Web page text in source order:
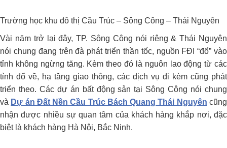
Trường học khu đô thị Cầu Trúc – Sông Công – Thái Nguyên
Vài năm trở lại đây, TP. Sông Công nói riêng & Thái Nguyên
nói chung đang trên đà phát triển thần tốc, nguồn FĐI “đổ” vào
tỉnh không ngừng tăng. Kèm theo đó là nguôn lao động từ các
tỉnh đổ về, hạ tầng giao thông, các dịch vụ đi kèm cũng phát
triển theo. Các dự án bất động sản tại Sông Công nói chung
và Dự án Đất Nền Cầu Trúc Bách Quang Thái Nguyên cũng
nhận được nhiều sự quan tâm của khách hàng khắp nơi, đặc
biệt là khách hàng Hà Nội, Bắc Ninh.